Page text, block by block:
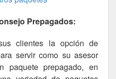
Prepagados:
clientes la opción de
servir como su asesor
paquete prepagado, en